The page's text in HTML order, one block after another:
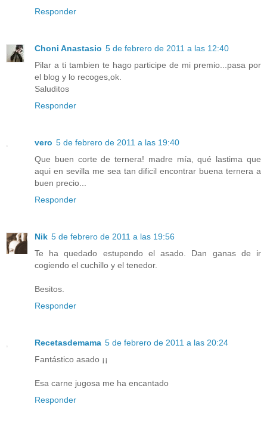
Responder
Choni Anastasio 5 de febrero de 2011 a las 12:40
Pilar a ti tambien te hago participe de mi premio...pasa por
el blog y lo recoges,ok.
Saluditos
Responder
vero 5 de febrero de 2011 a las 19:40
Que buen corte de ternera! madre mía, qué lastima que
aqui en sevilla me sea tan dificil encontrar buena ternera a
buen precio...
Responder
Nik 5 de febrero de 2011 a las 19:56
Te ha quedado estupendo el asado. Dan ganas de ir
cogiendo el cuchillo y el tenedor.
Besitos.
Responder
Recetasdemama 5 de febrero de 2011 a las 20:24
Fantástico asado ¡¡
Esa carne jugosa me ha encantado
Responder